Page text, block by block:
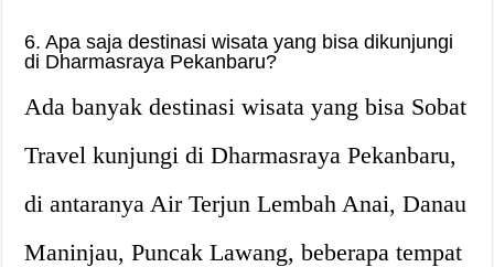
6. Apa saja destinasi wisata yang bisa dikunjungi
di Dharmasraya Pekanbaru?
Ada banyak destinasi wisata yang bisa Sobat
Travel kunjungi di Dharmasraya Pekanbaru,
di antaranya Air Terjun Lembah Anai, Danau
Maninjau, Puncak Lawang, beberapa tempat